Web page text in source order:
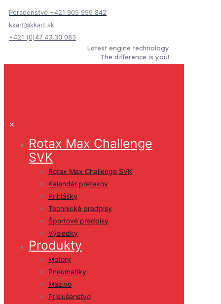
Poradenstvo +421 905 959 842
kkart@kkart.sk
+421 (0)47 43 30 083
Latest engine technology
The difference is you!
✕
Rotax Max Challenge
SVK
Rotax Max Challenge SVK
Kalendár pretekov
Prihlášky
Technické predpisy
Športové predpisy
Výsledky
Produkty
Motory
Pneumatiky
Mazivo
Príslušenstvo